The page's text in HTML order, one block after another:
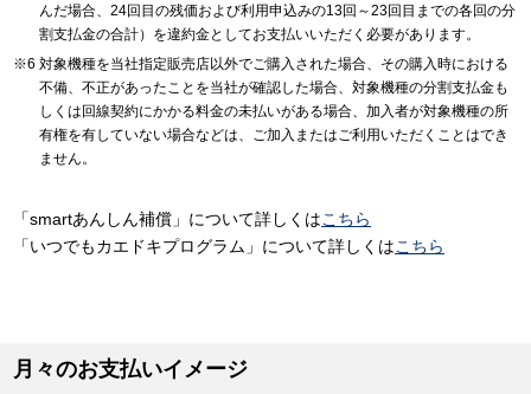
んだ場合、24回目の残価および利用申込みの13回～23回目までの各回の分
割支払金の合計）を違約金としてお支払いいただく必要があります。
対象機種を当社指定販売店以外でご購入された場合、その購入時における
不備、不正があったことを当社が確認した場合、対象機種の分割支払金も
しくは回線契約にかかる料金の未払いがある場合、加入者が対象機種の所
有権を有していない場合などは、ご加入またはご利用いただくことはでき
ません。
「smartあんしん補償」について詳しくはこちら
「いつでもカエドキプログラム」について詳しくはこちら
月々のお支払いイメージ